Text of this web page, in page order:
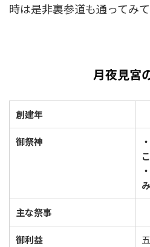
時は是非裏参道も通ってみ
月夜見宮
創建年
御祭神
主な祭事
御利益